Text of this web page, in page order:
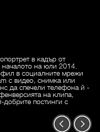
в кадър от
на юли 2014.
в социалните мрежи
с видео, снимка или
да спечели телефона й -
на клипа,
добрите постинги с